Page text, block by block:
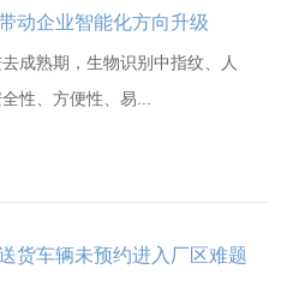
动企业智能化方向升级
成熟期，生物识别中指纹、人
性、方便性、易...
货车辆未预约进入厂区难题